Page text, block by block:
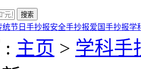
搜索
统节日手抄报安全手抄报爱国手抄报学
: 主页 > 学科手